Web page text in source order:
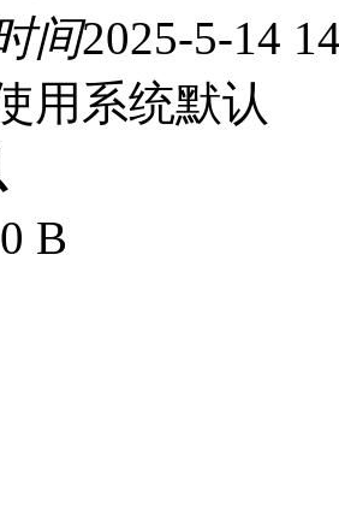
间2025-5-14
用系统默认
B